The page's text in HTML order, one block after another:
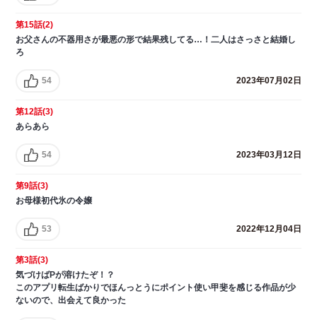
第15話(2)
お父さんの不器用さが最悪の形で結果残してる…！二人はさっさと結婚し
ろ
54 2023年07月02日
第12話(3)
あらあら
54 2023年03月12日
第9話(3)
お母様初代氷の令嬢
53 2022年12月04日
第3話(3)
気づけばPが溶けたぞ！？
このアプリ転生ばかりでほんっとうにポイント使い甲斐を感じる作品が少
ないので、出会えて良かった